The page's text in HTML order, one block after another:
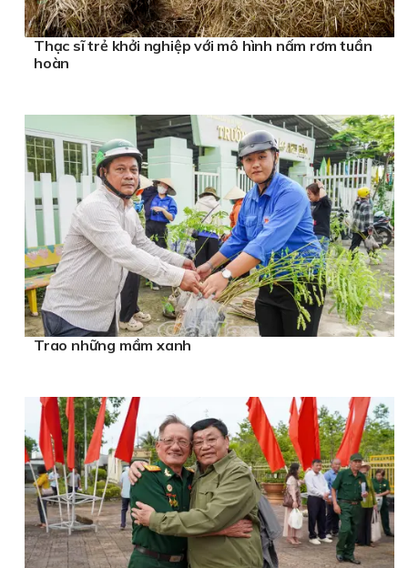
Thạc sĩ trẻ khởi nghiệp với mô hình nấm rơm tuần
hoàn
Trao những mầm xanh